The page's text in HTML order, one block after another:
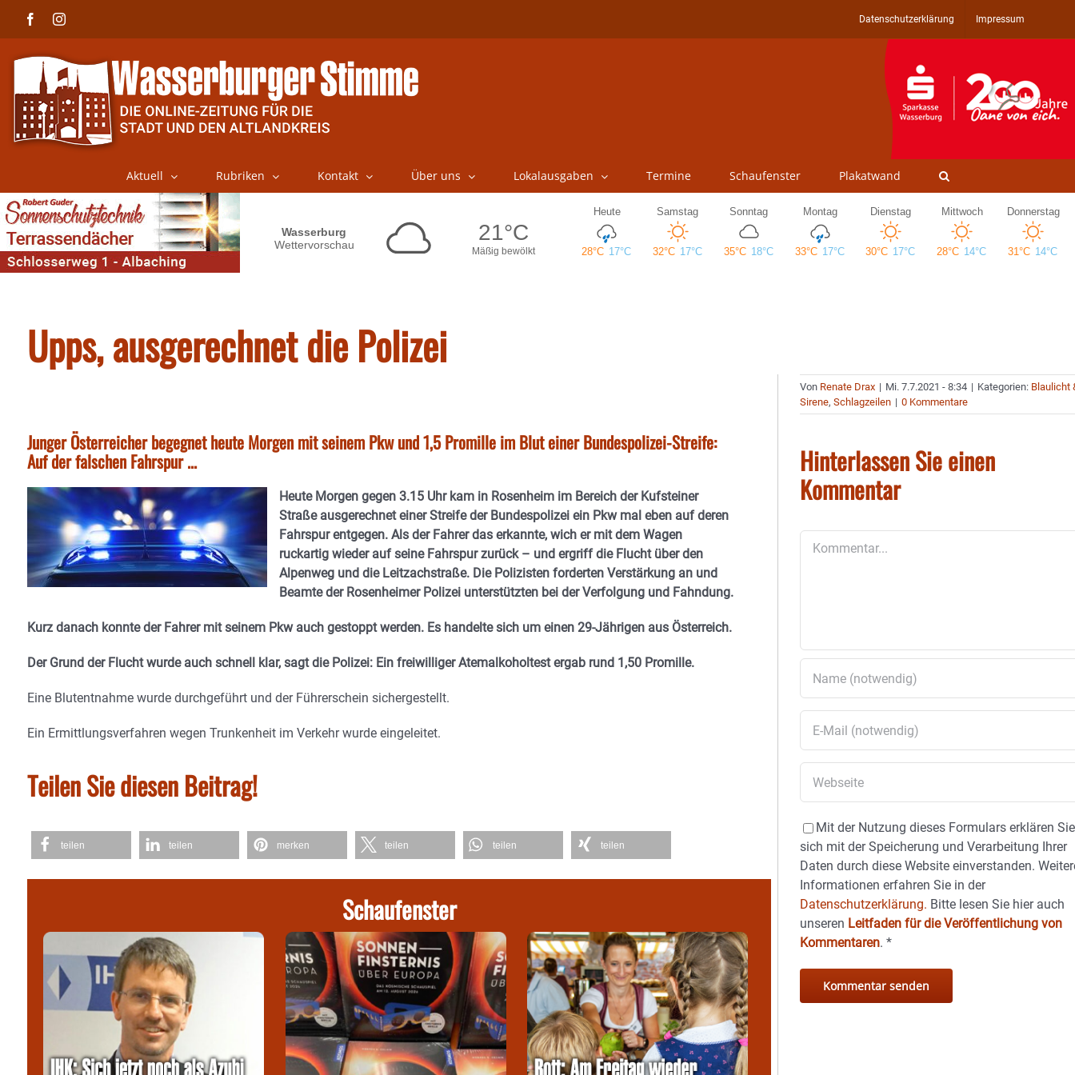
FacebookInstagram Datenschutzerklärung Impressum
Aktuell Rubriken Kontakt Über uns Lokalausgaben Termine Schaufenster Plakatwand
Upps, ausgerechnet die Polizei
Junger Österreicher begegnet heute Morgen mit seinem Pkw und 1,5 Promille im Blut einer Bundespolizei-Streife:
Auf der falschen Fahrspur ...
Heute Morgen gegen 3.15 Uhr kam in Rosenheim im Bereich der Kufsteiner
Straße ausgerechnet einer Streife der Bundespolizei ein Pkw mal eben auf deren
Fahrspur entgegen. Als der Fahrer das erkannte, wich er mit dem Wagen
ruckartig wieder auf seine Fahrspur zurück – und ergriff die Flucht über den
Alpenweg und die Leitzachstraße. Die Polizisten forderten Verstärkung an und
Beamte der Rosenheimer Polizei unterstützten bei der Verfolgung und Fahndung.
Kurz danach konnte der Fahrer mit seinem Pkw auch gestoppt werden. Es handelte sich um einen 29-Jährigen aus Österreich.
Der Grund der Flucht wurde auch schnell klar, sagt die Polizei: Ein freiwilliger Atemalkoholtest ergab rund 1,50 Promille.
Eine Blutentnahme wurde durchgeführt und der Führerschein sichergestellt.
Ein Ermittlungsverfahren wegen Trunkenheit im Verkehr wurde eingeleitet.
Teilen Sie diesen Beitrag!
teilen teilen merken teilen teilen teilen
Schaufenster
Von Renate Drax | Mi. 7.7.2021 - 8:34 | Kategorien: Blaulicht
Sirene,Schlagzeilen | 0 Kommentare
Hinterlassen Sie einen
Kommentar
Mit der Nutzung dieses Formulars erklären Sie
sich mit der Speicherung und Verarbeitung Ihrer
Daten durch diese Website einverstanden.
Informationen erfahren Sie in der
Datenschutzerklärung. Bitte lesen Sie hier auch
unseren Leitfaden für die Veröffentlichung von
Kommentaren.*